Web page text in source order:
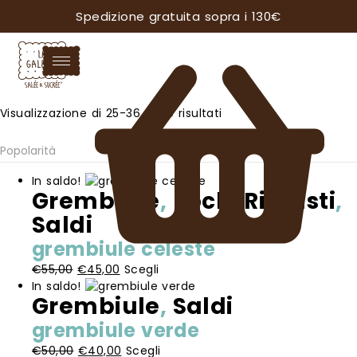
Spedizione gratuita sopra i 130€
Visualizzazione di 25-36 di 69 risultati Popolarità
In saldo!
Grembiule, Pochi Rimasti,
Saldi
grembiule celeste
€55,00 Il
prezzo
originale
era:
€55,00.
€45,00 Il
prezzo
attuale
è:
€45,00.
Scegli
prodotto
ha
più
varianti.
Le
In saldo!
Grembiule, Saldi
grembiule verde
€50,00 Il
€40,00 IlScegli